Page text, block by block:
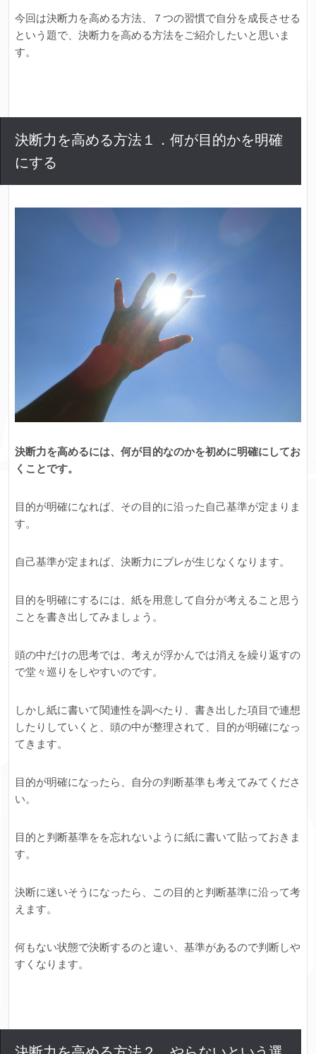
今回は決断力を高める方法、７つの習慣で自分を成長させる
という題で、決断力を高める方法をご紹介したいと思いま
す。
決断力を高める方法１．何が目的かを明確
にする
決断力を高めるには、何が目的なのかを初めに明確にしてお
くことです。
目的が明確になれば、その目的に沿った自己基準が定まりま
す。
自己基準が定まれば、決断力にブレが生じなくなります。
目的を明確にするには、紙を用意して自分が考えること思う
ことを書き出してみましょう。
頭の中だけの思考では、考えが浮かんでは消えを繰り返すの
で堂々巡りをしやすいのです。
しかし紙に書いて関連性を調べたり、書き出した項目で連想
したりしていくと、頭の中が整理されて、目的が明確になっ
てきます。
目的が明確になったら、自分の判断基準も考えてみてくださ
い。
目的と判断基準をを忘れないように紙に書いて貼っておきま
す。
決断に迷いそうになったら、この目的と判断基準に沿って考
えます。
何もない状態で決断するのと違い、基準があるので判断しや
すくなります。